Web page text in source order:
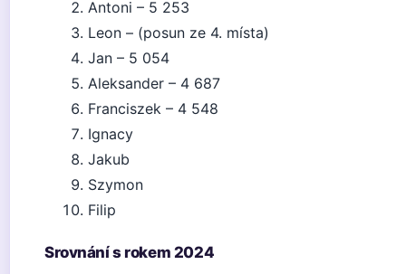
Antoni – 5 253
Leon – (posun ze 4. místa)
Jan – 5 054
Aleksander – 4 687
Franciszek – 4 548
Ignacy
Jakub
Szymon
Filip
Srovnání s rokem 2024